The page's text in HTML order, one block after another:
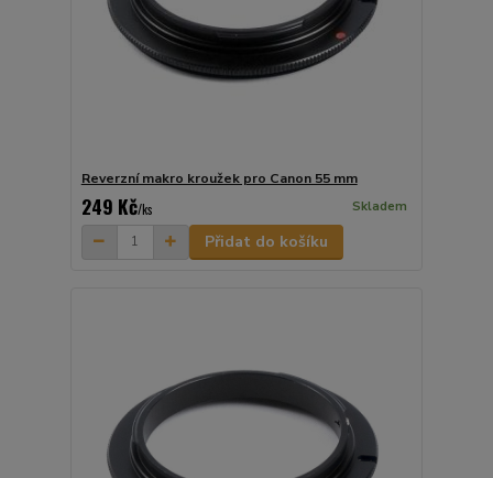
Reverzní makro kroužek pro Canon 55 mm
249 Kč/ks Skladem
Přidat do košíku